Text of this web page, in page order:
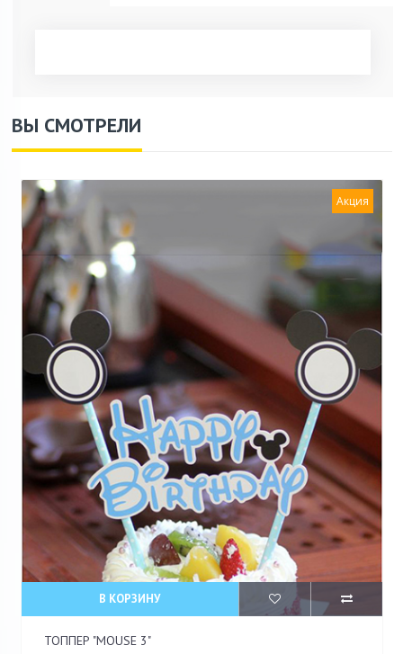
ВЫ СМОТРЕЛИ
Акция
В КОРЗИНУ
ТОППЕР "MOUSE 3"